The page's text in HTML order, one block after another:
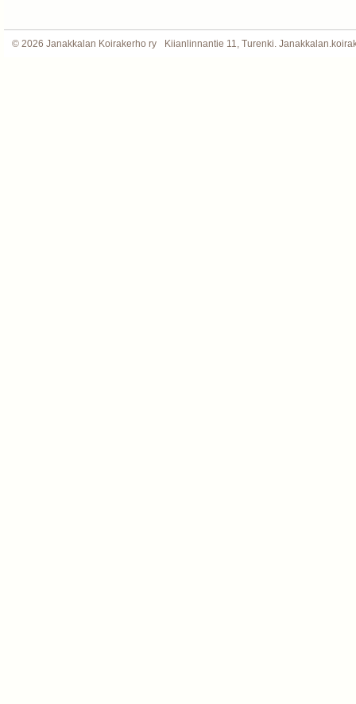
© 2026 Janakkalan Koirakerho ry Kiianlinnantie 11, Turenki.